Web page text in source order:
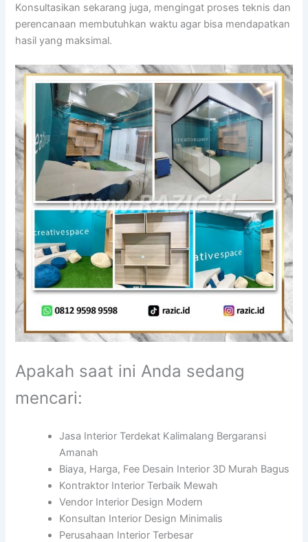
Konsultasikan sekarang juga, mengingat proses teknis dan
perencanaan membutuhkan waktu agar bisa mendapatkan
hasil yang maksimal.
Apakah saat ini Anda sedang
mencari:
Jasa Interior Terdekat Kalimalang Bergaransi
Amanah
Biaya, Harga, Fee Desain Interior 3D Murah Bagus
Kontraktor Interior Terbaik Mewah
Vendor Interior Design Modern
Konsultan Interior Design Minimalis
Perusahaan Interior Terbesar